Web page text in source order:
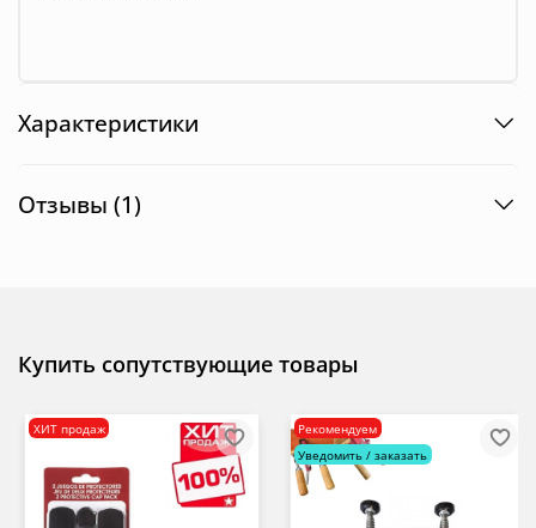
Характеристики
Отзывы (1)
Купить сопутствующие товары
ХИТ продаж
Рекомендуем
Уведомить / заказать